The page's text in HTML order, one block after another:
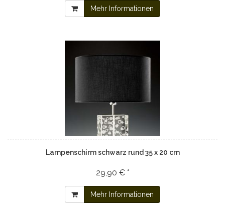
Mehr Informationen
Lampenschirm schwarz rund 35 x 20 cm
29,90 € *
Mehr Informationen